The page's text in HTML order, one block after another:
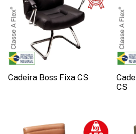
Cadeira Boss Fixa CS
CS